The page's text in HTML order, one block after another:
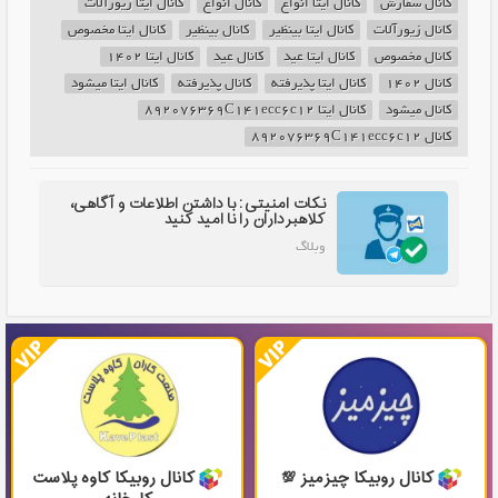
کانال زیورآلات
کانال ایتا بینظیر کانال بینظیر
کانال ایتا مخصوص
کانال مخصوص
کانال ایتا عید کانال عید
کانال ایتا 1402
کانال 1402
کانال ایتا پذیرفته کانال پذیرفته
کانال ایتا میشود
کانال میشود
کانال ایتا 892076369C141ecc6c12
کانال 892076369C141ecc6c12
نکات امنیتی: با داشتن اطلاعات و آگاهی،
کلاهبرداران را نا امید کنید
وبلاگ
کانال روبیکا چیزمیز 💯
کانال روبیکا کاوه پلاست